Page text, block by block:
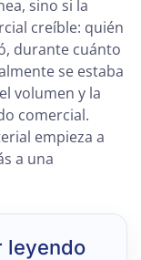
sino si la
creíble: quién
durante cuánto
se estaba
volumen y la
comercial.
empieza a
a una
leyendo